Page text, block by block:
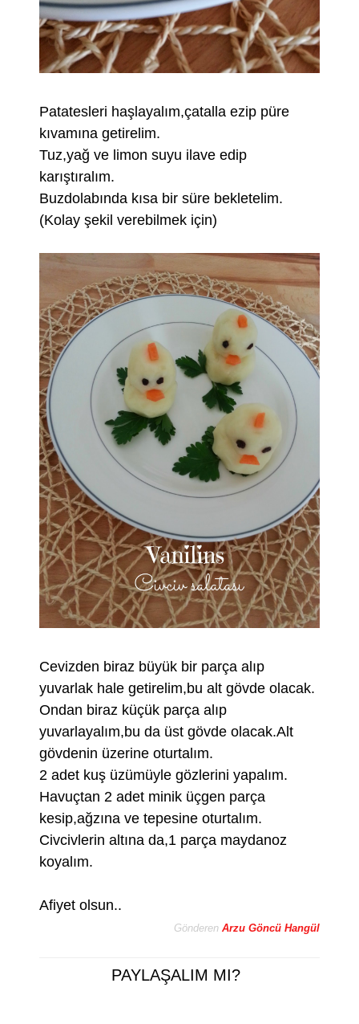
Patatesleri haşlayalım,çatalla ezip püre
kıvamına getirelim.
Tuz,yağ ve limon suyu ilave edip
karıştıralım.
Buzdolabında kısa bir süre bekletelim.
(Kolay şekil verebilmek için)
Cevizden biraz büyük bir parça alıp
yuvarlak hale getirelim,bu alt gövde olacak.
Ondan biraz küçük parça alıp
yuvarlayalım,bu da üst gövde olacak.Alt
gövdenin üzerine oturtalım.
2 adet kuş üzümüyle gözlerini yapalım.
Havuçtan 2 adet minik üçgen parça
kesip,ağzına ve tepesine oturtalım.
Civcivlerin altına da,1 parça maydanoz
koyalım.
Afiyet olsun..
Gönderen Arzu Göncü Hangül
PAYLAŞALIM MI?